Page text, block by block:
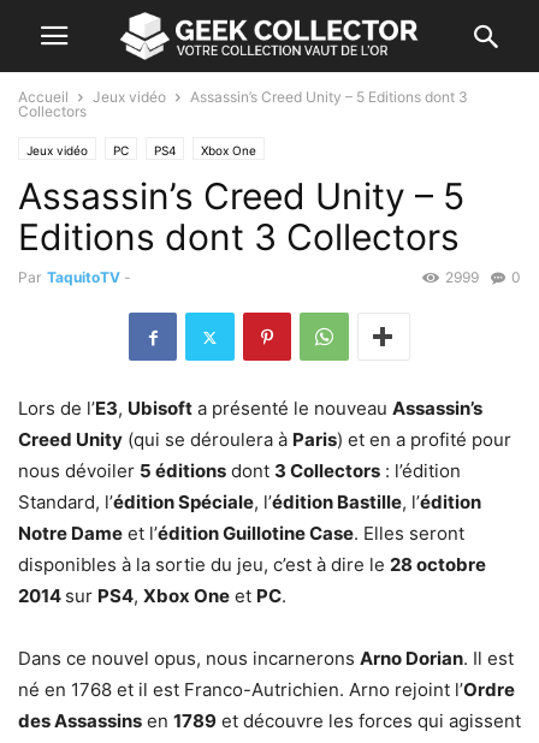
Accueil Jeux vidéo
Assassin’s Creed Unity – 5 Editions dont 3
Collectors
Jeux vidéo PC PS4 Xbox One
Assassin’s Creed Unity – 5
Editions dont 3 Collectors
Par TaquitoTV - 0
2999
Lors de l’E3, Ubisoft a présenté le nouveau Assassin’s
Creed Unity (qui se déroulera à Paris) et en a profité pour
nous dévoiler 5 éditions dont 3 Collectors : l’édition
Standard, l’édition Spéciale, l’édition Bastille, l’édition
Notre Dame et l’édition Guillotine Case. Elles seront
disponibles à la sortie du jeu, c’est à dire le 28 octobre
2014 sur PS4, Xbox One et PC.
Dans ce nouvel opus, nous incarnerons Arno Dorian. Il est
né en 1768 et il est Franco-Autrichien. Arno rejoint l’Ordre
des Assassins en 1789 et découvre les forces qui agissent